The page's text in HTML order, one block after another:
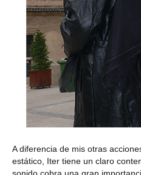
A diferencia de mis otras
estático, Iter tiene un claro